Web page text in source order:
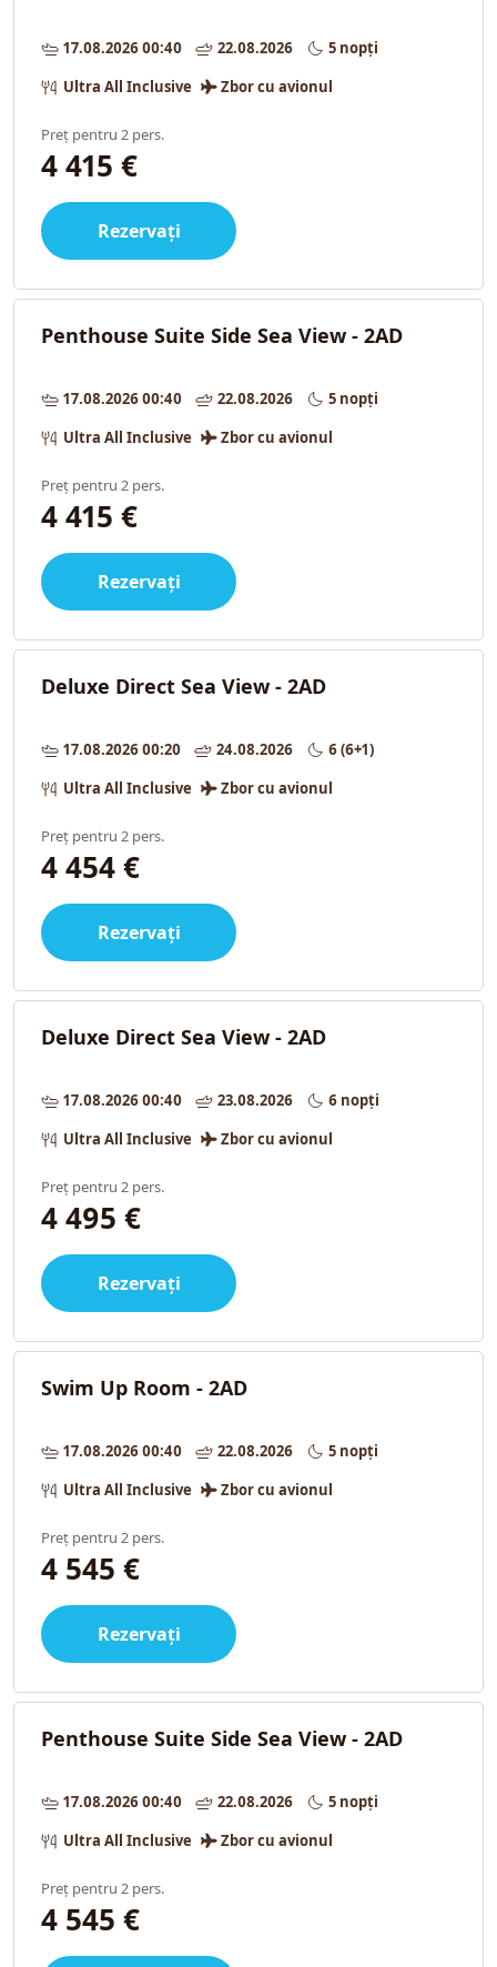
17.08.2026 00:40 22.08.2026
5 nopți
Ultra All Inclusive
Zbor cu avionul
Preț pentru 2 pers.
4 415 €
Rezervați
Penthouse Suite Side Sea View - 2AD
17.08.2026 00:40 22.08.2026
5 nopți
Ultra All Inclusive
Zbor cu avionul
Preț pentru 2 pers.
4 415 €
Rezervați
Deluxe Direct Sea View - 2AD
17.08.2026 00:20 24.08.2026
6 (6+1)
Ultra All Inclusive
Zbor cu avionul
Preț pentru 2 pers.
4 454 €
Rezervați
Deluxe Direct Sea View - 2AD
17.08.2026 00:40 23.08.2026
6 nopți
Ultra All Inclusive
Zbor cu avionul
Preț pentru 2 pers.
4 495 €
Rezervați
Swim Up Room - 2AD
17.08.2026 00:40 22.08.2026
5 nopți
Ultra All Inclusive
Zbor cu avionul
Preț pentru 2 pers.
4 545 €
Rezervați
Penthouse Suite Side Sea View - 2AD
17.08.2026 00:40 22.08.2026
5 nopți
Ultra All Inclusive
Zbor cu avionul
Preț pentru 2 pers.
4 545 €